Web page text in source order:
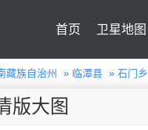
首页 卫星地图
藏族自治州 » 临潭县 » 石门乡
版大图